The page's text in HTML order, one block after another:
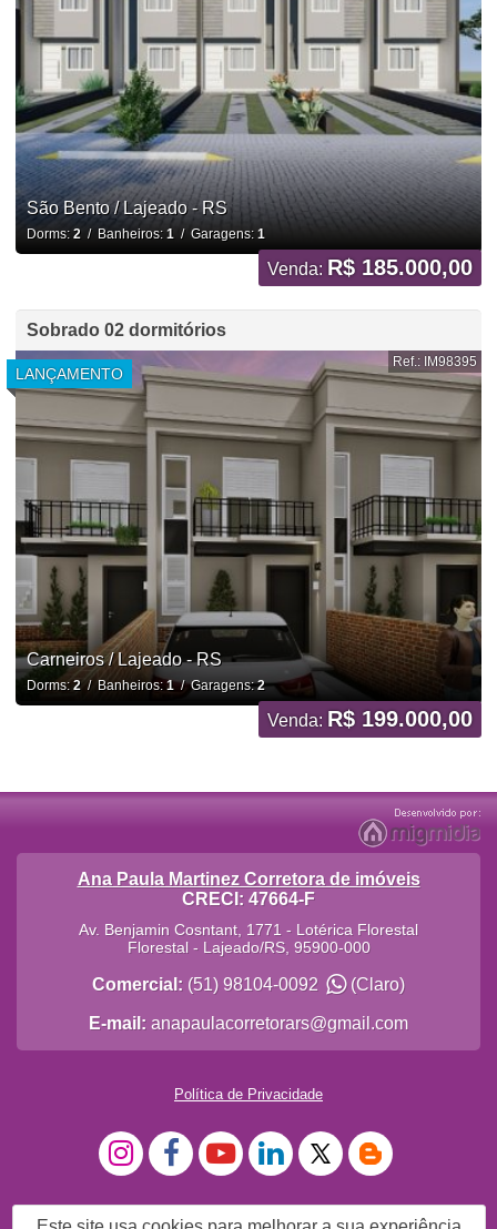
São Bento / Lajeado - RS
Dorms: 2/ Banheiros: 1/ Garagens: 1
Venda: R$ 185.000,00
Sobrado 02 dormitórios
LANÇAMENTO
Ref.: IM98395
Carneiros / Lajeado - RS
Dorms:2/ Banheiros: 1/ Garagens:2
Venda: R$ 199.000,00
Ana Paula Martinez Corretora de imóveis
CRECI: 47664-F
Av. Benjamin Cosntant, 1771 - Lotérica Florestal
Florestal- Lajeado/RS, 95900-000
Comercial: (51) 98104-0092 (Claro)
E-mail: anapaulacorretorars@gmail.com
Política de Privacidade